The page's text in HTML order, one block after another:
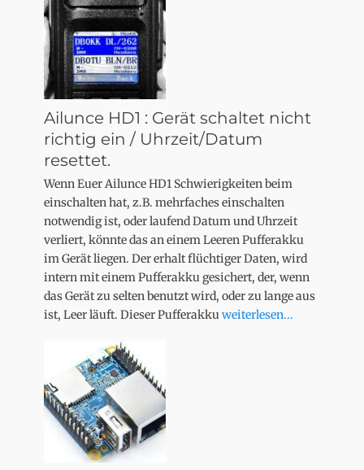
Ailunce HD1 : Gerät schaltet nicht
richtig ein / Uhrzeit/Datum
resettet.
Wenn Euer Ailunce HD1 Schwierigkeiten beim
einschalten hat, z.B. mehrfaches einschalten
notwendig ist, oder laufend Datum und Uhrzeit
verliert, könnte das an einem Leeren Pufferakku
im Gerät liegen. Der erhalt flüchtiger Daten, wird
intern mit einem Pufferakku gesichert, der, wenn
das Gerät zu selten benutzt wird, oder zu lange aus
ist, Leer läuft. Dieser Pufferakkuweiterlesen...